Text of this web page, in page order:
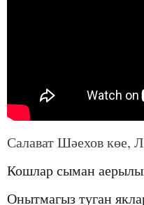
Салават Шәехов көе, Л
Кошлар сыман
Онытмагыз туган